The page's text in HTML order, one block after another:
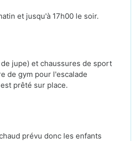
et jusqu'à 17h00 le soir.
jupe) et chaussures de sport
de gym pour l'escalade
prêté sur place.
prévu donc les enfants